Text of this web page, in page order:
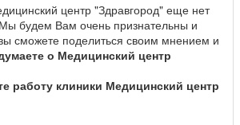
центр "Здравгород" еще нет
будем Вам очень признательны и
сможете поделиться своим мнением и
о Медицинский центр
работу клиники Медицинский центр